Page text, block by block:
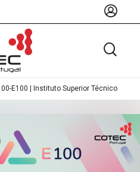
E100 | Instituto Superior Técnico